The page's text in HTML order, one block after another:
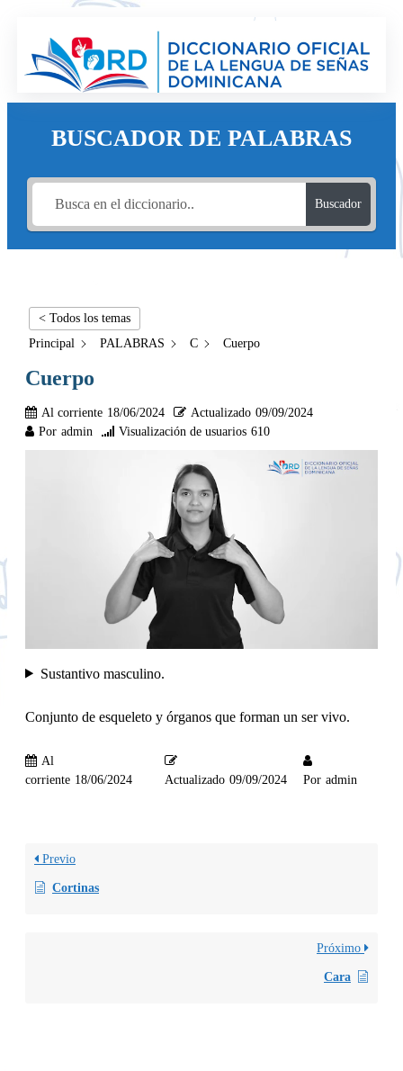
BUSCADOR DE PALABRAS
Buscador
< Todos los temas
Principal
PALABRAS C Cuerpo
Cuerpo
Al corriente 18/06/2024 Actualizado 09/09/2024
Por admin Visualización de usuarios 610
Sustantivo masculino.
Conjunto de esqueleto y órganos que forman un ser vivo.
Al
corriente 18/06/2024 Actualizado 09/09/2024 Por admin
Previo
Cortinas
Próximo
Cara